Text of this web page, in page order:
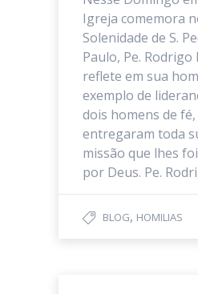
Igreja comemora
Solenidade de S.
Paulo, Pe. Rodrigo
reflete em sua
exemplo de
dois homens de
entregaram toda
missão que lhes
por Deus. Pe.
BLOG, HOMILIAS